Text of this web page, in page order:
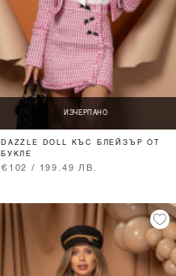
ИЗЧЕРПАНО
DAZZLE DOLL КЪС БЛЕЙЗЪР ОТ
БУКЛЕ
€102 / 199.49 ЛВ.